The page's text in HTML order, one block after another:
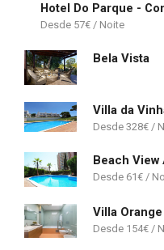
Hotel Do Parque -
57€
Bela Vista
328€
Beach
61€
Villa
154€